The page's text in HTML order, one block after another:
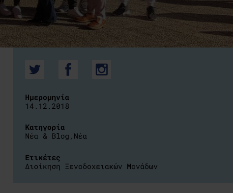
Ημερομηνία
14.12.2018
Κατηγορία
Νέα & Blog , Νέα
Ετικέτες
Διοίκηση Ξενοδοχειακών Μονάδων